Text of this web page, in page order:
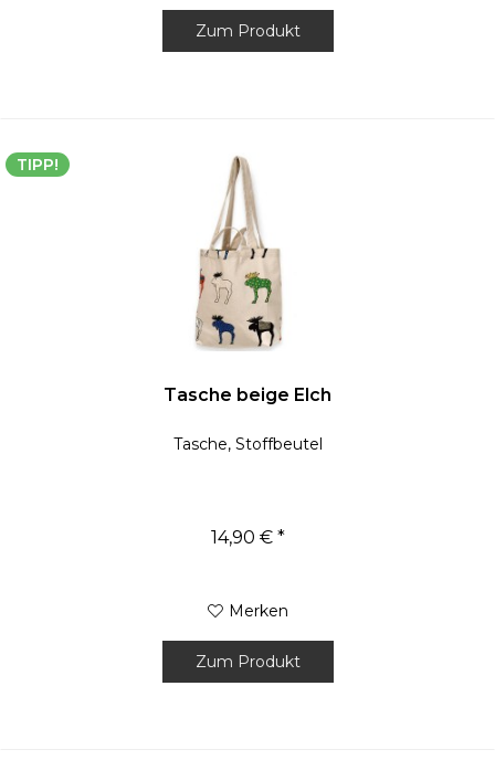
Zum Produkt
TIPP!
Tasche beige Elch
Tasche, Stoffbeutel
14,90 € *
Merken
Zum Produkt